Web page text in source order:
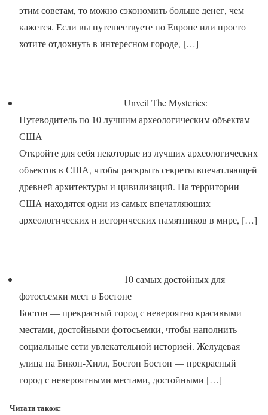
этим советам, то можно сэкономить больше денег, чем
кажется. Если вы путешествуете по Европе или просто
хотите отдохнуть в интересном городе, […]
Unveil The Mysteries:
Путеводитель по 10 лучшим археологическим объектам
США
Откройте для себя некоторые из лучших археологических
объектов в США, чтобы раскрыть секреты впечатляющей
древней архитектуры и цивилизаций. На территории
США находятся одни из самых впечатляющих
археологических и исторических памятников в мире, […]
10 самых достойных для
фотосъемки мест в Бостоне
Бостон — прекрасный город с невероятно красивыми
местами, достойными фотосъемки, чтобы наполнить
социальные сети увлекательной историей. Желудевая
улица на Бикон-Хилл, Бостон Бостон — прекрасный
город с невероятными местами, достойными […]
Читати також: